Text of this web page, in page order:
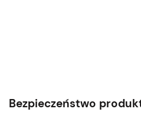
Bezpieczeństwo